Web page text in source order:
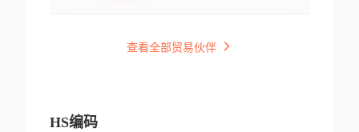
查看全部贸易伙伴
HS编码